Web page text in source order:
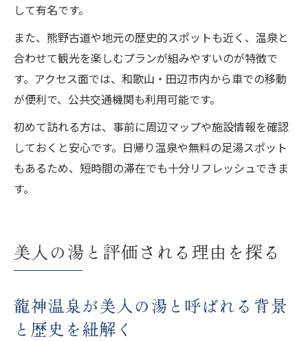
して有名です。
また、熊野古道や地元の歴史的スポットも近く、温泉と
合わせて観光を楽しむプランが組みやすいのが特徴で
す。アクセス面では、和歌山・田辺市内から車での移動
が便利で、公共交通機関も利用可能です。
初めて訪れる方は、事前に周辺マップや施設情報を確認
しておくと安心です。日帰り温泉や無料の足湯スポット
もあるため、短時間の滞在でも十分リフレッシュできま
す。
美人の湯と評価される理由を探る
龍神温泉が美人の湯と呼ばれる背景
と歴史を紐解く